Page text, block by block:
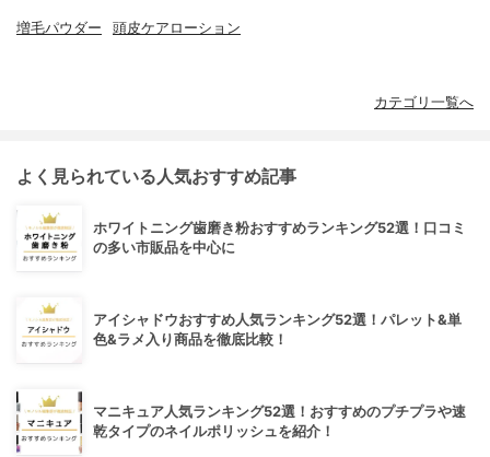
増毛パウダー 頭皮ケアローション
カテゴリ一覧へ
よく見られている人気おすすめ記事
ホワイトニング歯磨き粉おすすめランキング52選！口コミ
の多い市販品を中心に
アイシャドウおすすめ人気ランキング52選！パレット&単
色&ラメ入り商品を徹底比較！
マニキュア人気ランキング52選！おすすめのプチプラや速
乾タイプのネイルポリッシュを紹介！